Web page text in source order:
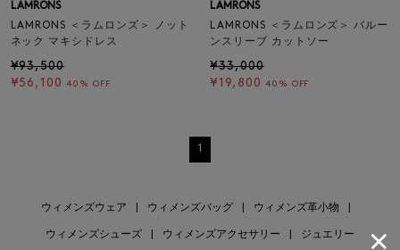
LAMRONS
LAMRONS ＜ラムロンズ＞ ノット
ネック マキシドレス
¥93,500
¥56,100 40% OFF
LAMRONS
LAMRONS ＜ラムロンズ＞ バルー
ンスリーブ カットソー
¥33,000
¥19,800 40% OFF
1
ウィメンズウェア ウィメンズバッグ ウィメンズ革小物
ウィメンズシューズ ウィメンズアクセサリー ジュエリー